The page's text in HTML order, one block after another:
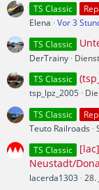
TS Classic
Elena Vor 3
TS Classic
DerTrainy
TS Classic
tsp_lpz_2005
TS Classic
Teuto Railroads
TS Classic
Neustadt/
lacerda1303 28.